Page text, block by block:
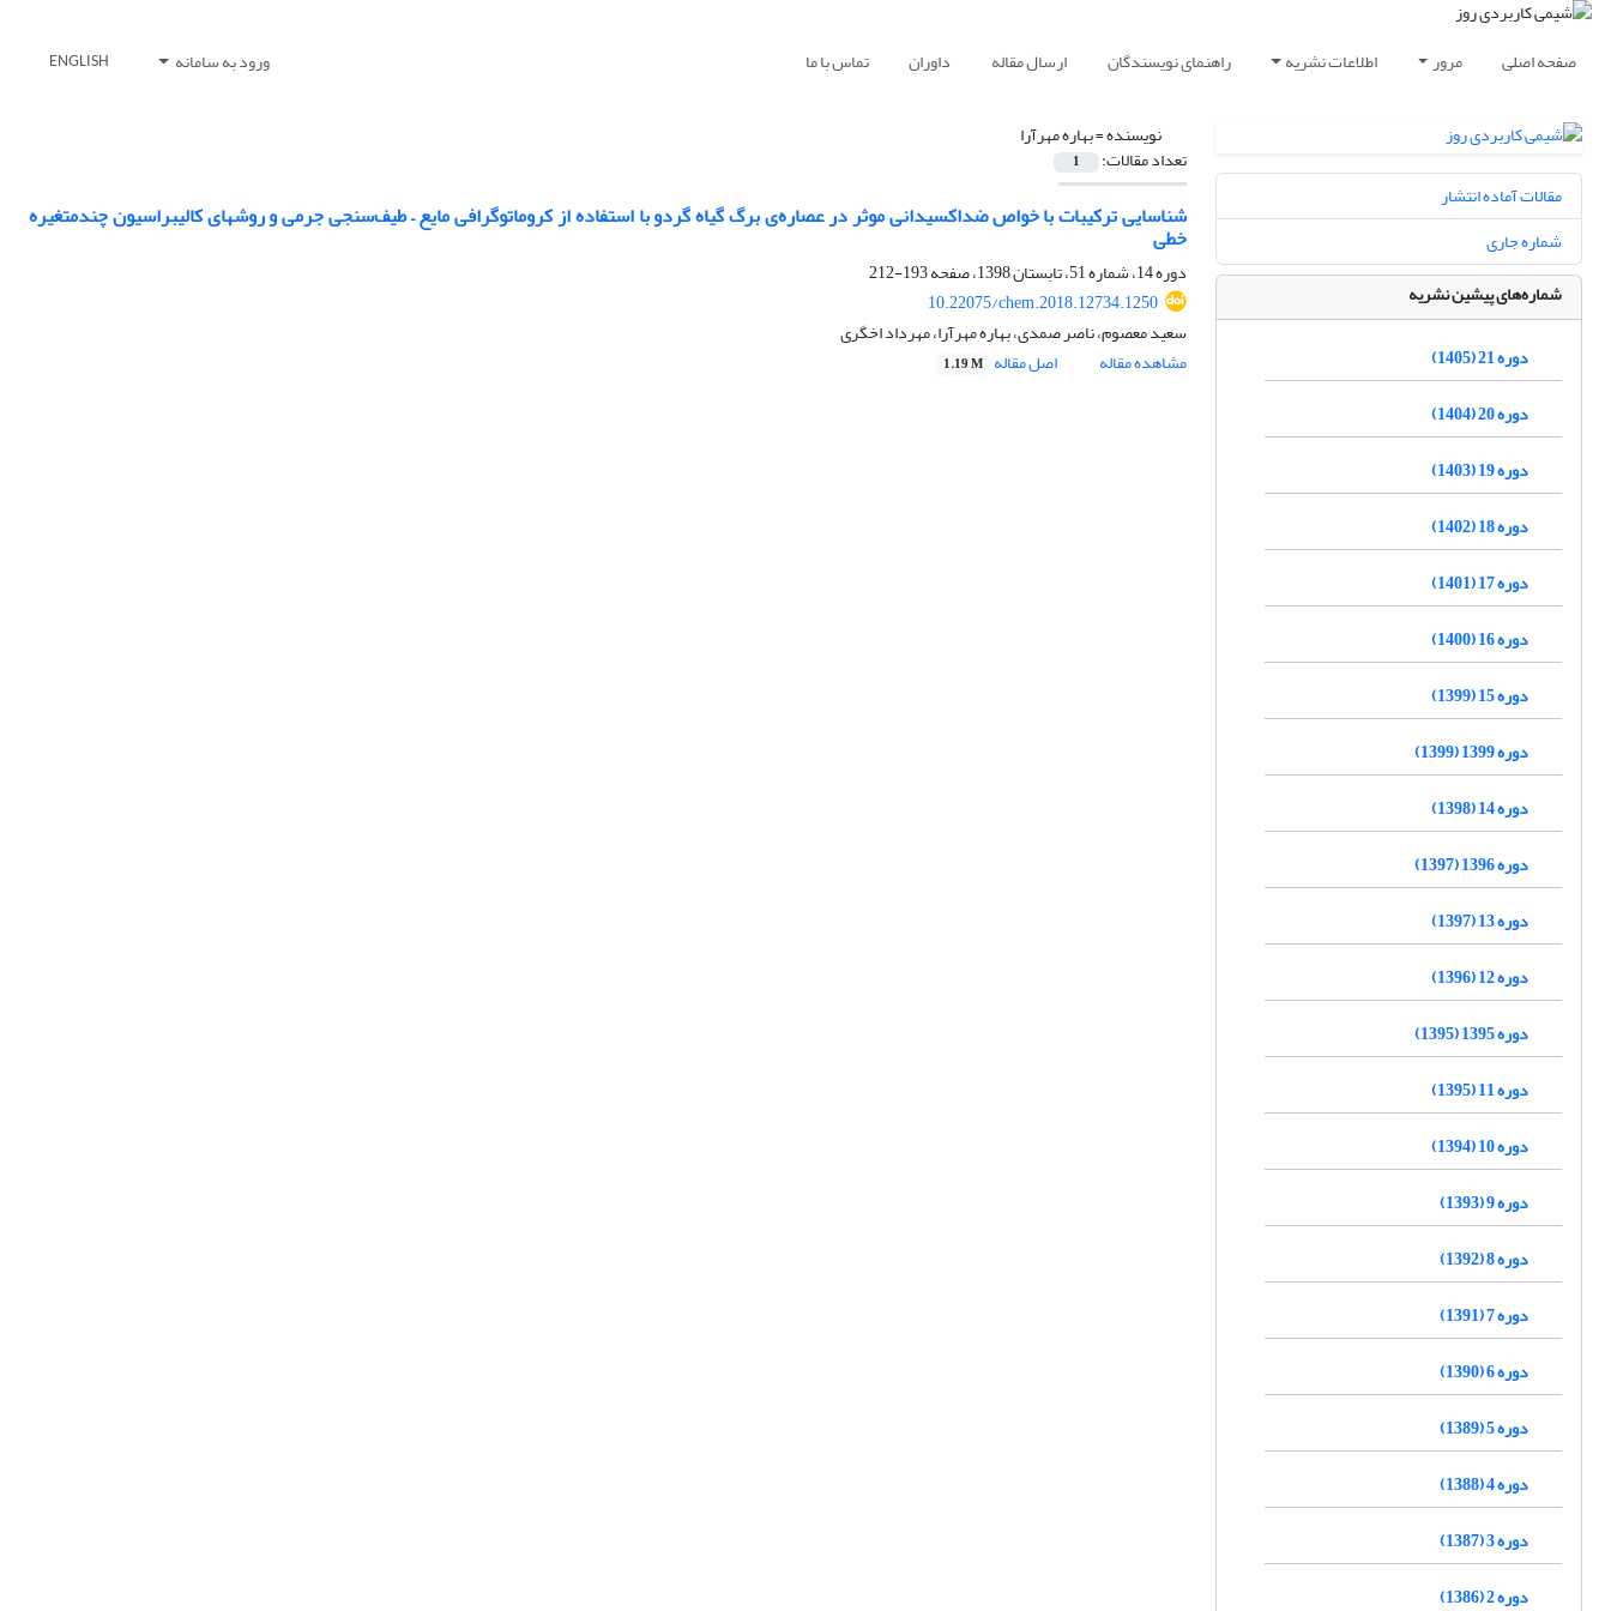
صفحه اصلی مرور اطلاعات نشریه راهنمای نویسندگان ارسال مقاله داوران تماس با ما ورود به سامانه ENGLISH
نویسنده =بهاره مهرآرا
تعداد مقالات: 1
شناسایی ترکیبات با خواص ضداکسیدانی موثر در عصاره‌ی برگ گیاه گردو با استفاده از کروماتوگرافی مایع – طیف‌سنجی جرمی و روشهای کالیبراسیون چندمتغیره
خطی
دوره 14، شماره 51، تابستان 1398، صفحه
193-212
10.22075/chem.2018.12734.1250
سعید معصوم، ناصر صمدی، بهاره مهرآرا، مهرداد اخگری
مشاهده مقاله
اصل مقاله 1.19 M
مقالات آماده انتشار
شماره جاری
شماره‌های پیشین نشریه
دوره 21 (1405)
دوره 20 (1404)
دوره 19 (1403)
دوره 18 (1402)
دوره 17 (1401)
دوره 16 (1400)
دوره 15 (1399)
دوره 1399 (1399)
دوره 14 (1398)
دوره 1396 (1397)
دوره 13 (1397)
دوره 12 (1396)
دوره 1395 (1395)
دوره 11 (1395)
دوره 10 (1394)
دوره 9 (1393)
دوره 8 (1392)
دوره 7 (1391)
دوره 6 (1390)
دوره 5 (1389)
دوره 4 (1388)
دوره 3 (1387)
دوره 2 (1386)